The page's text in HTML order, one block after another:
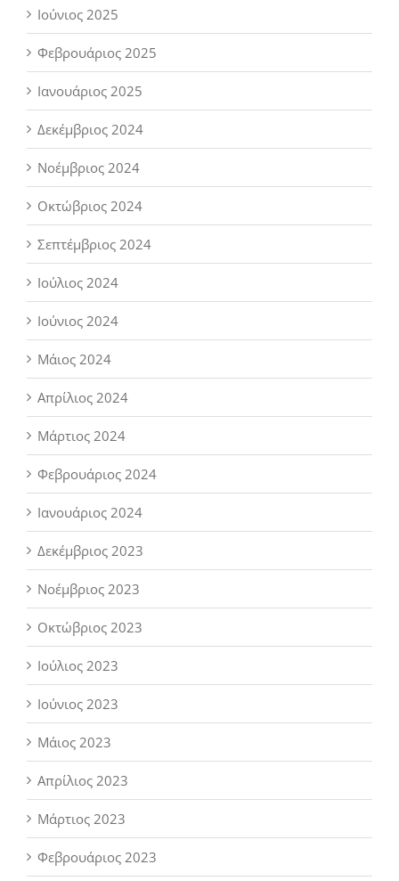
Ιούνιος 2025
Φεβρουάριος 2025
Ιανουάριος 2025
Δεκέμβριος 2024
Νοέμβριος 2024
Οκτώβριος 2024
Σεπτέμβριος 2024
Ιούλιος 2024
Ιούνιος 2024
Μάιος 2024
Απρίλιος 2024
Μάρτιος 2024
Φεβρουάριος 2024
Ιανουάριος 2024
Δεκέμβριος 2023
Νοέμβριος 2023
Οκτώβριος 2023
Ιούλιος 2023
Ιούνιος 2023
Μάιος 2023
Απρίλιος 2023
Μάρτιος 2023
Φεβρουάριος 2023